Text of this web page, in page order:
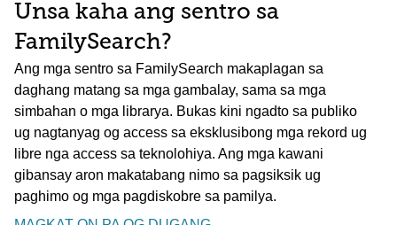
Unsa kaha ang sentro sa
FamilySearch?
Ang mga sentro sa FamilySearch makaplagan sa
daghang matang sa mga gambalay, sama sa mga
simbahan o mga librarya. Bukas kini ngadto sa publiko
ug nagtanyag og access sa eksklusibong mga rekord ug
libre nga access sa teknolohiya. Ang mga kawani
gibansay aron makatabang nimo sa pagsiksik ug
paghimo og mga pagdiskobre sa pamilya.